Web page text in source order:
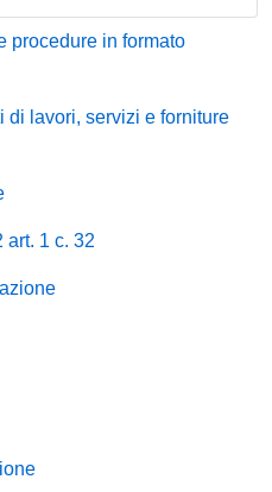
procedure in formato
di lavori, servizi e forniture
art. 1 c. 32